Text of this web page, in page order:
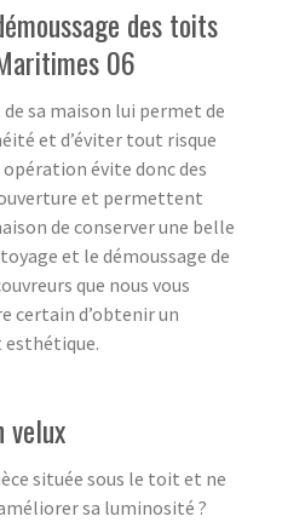
des toits
06
sa maison lui permet de
et d’éviter tout risque
évite donc des
et permettent
de conserver une belle
et le démoussage de
que nous vous
certain d’obtenir un
velux
située sous le toit et ne
sa luminosité ?